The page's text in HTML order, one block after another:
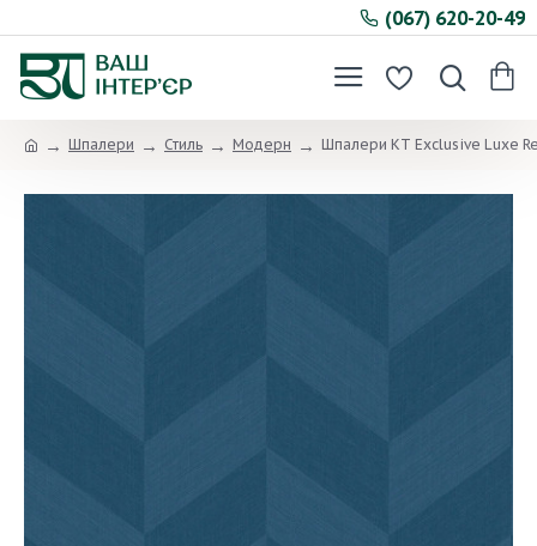
(067) 620-20-49
Шпалери Стиль Модерн Шпалери KT Exclusive Luxe